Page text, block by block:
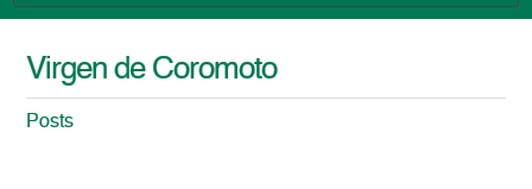
Virgen de Coromoto
Posts